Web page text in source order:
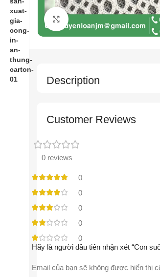
Description
Customer Reviews
0 reviews
0
0
0
0
0
Hãy là người đầu tiên nhận xét “Con
Email của bạn sẽ không được hiển thị